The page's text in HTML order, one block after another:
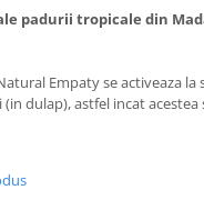
padurii tropicale din
Empaty se activeaza
(in dulap), astfel incat